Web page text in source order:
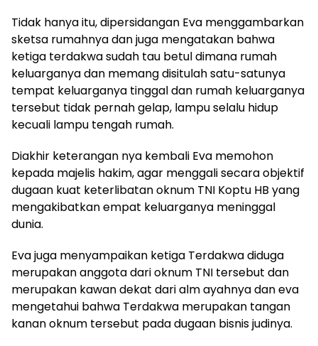
Tidak hanya itu, dipersidangan Eva menggambarkan
sketsa rumahnya dan juga mengatakan bahwa
ketiga terdakwa sudah tau betul dimana rumah
keluarganya dan memang disitulah satu-satunya
tempat keluarganya tinggal dan rumah keluarganya
tersebut tidak pernah gelap, lampu selalu hidup
kecuali lampu tengah rumah.
Diakhir keterangan nya kembali Eva memohon
kepada majelis hakim, agar menggali secara objektif
dugaan kuat keterlibatan oknum TNI Koptu HB yang
mengakibatkan empat keluarganya meninggal
dunia.
Eva juga menyampaikan ketiga Terdakwa diduga
merupakan anggota dari oknum TNI tersebut dan
merupakan kawan dekat dari alm ayahnya dan eva
mengetahui bahwa Terdakwa merupakan tangan
kanan oknum tersebut pada dugaan bisnis judinya.